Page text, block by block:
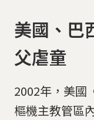
美國、巴
父虐童
2002年，美國
樞機主教管區